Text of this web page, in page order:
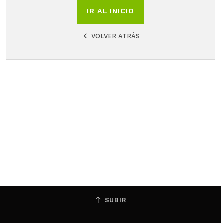
IR AL INICIO
VOLVER ATRÁS
SUBIR